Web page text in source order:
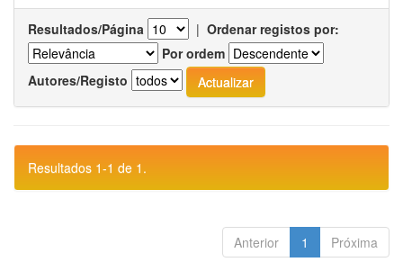
Resultados/Página | Ordenar registos por:
Por ordem
Autores/Registo
Resultados 1-1 de 1.
Anterior 1 Próxima